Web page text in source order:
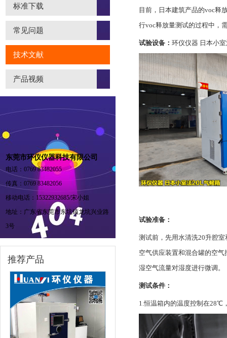
标准下载
常见问题
技术文献
产品视频
东莞市环仪仪器科技有限公司
电话：0769 83482055
传真：0769 83482056
移动电话：15322932685/宋小姐
地址：广东省东莞市东坑镇龙坑兴业路
3号
推荐产品
目前，日本建筑产品的voc释
行voc释放量测试的过程中，
试验设备：环仪仪器 日本小
试验准备：
测试前，先用水清洗20升腔
空气供应装置和混合罐的空
湿空气流量对湿度进行微调。
测试条件：
1.恒温箱内的温度控制在28℃